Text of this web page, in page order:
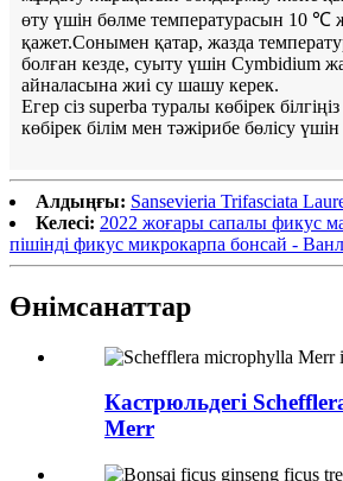
өту үшін бөлме температурасын 10 ℃
қажет.Сонымен қатар, жазда
болған кезде, суыту үшін Cymbidium
айналасына жиі су шашу керек.
Егер сіз superba туралы көбірек білгіңіз
көбірек білім мен тәжірибе бөлісу
Алдыңғы: Sansevieria Trifasciata
Келесі: 2022 жоғары сапалы фикус
пішінді фикус микрокарпа бонсай -
Өнімсанаттар
Кастрюльдегі
Merr